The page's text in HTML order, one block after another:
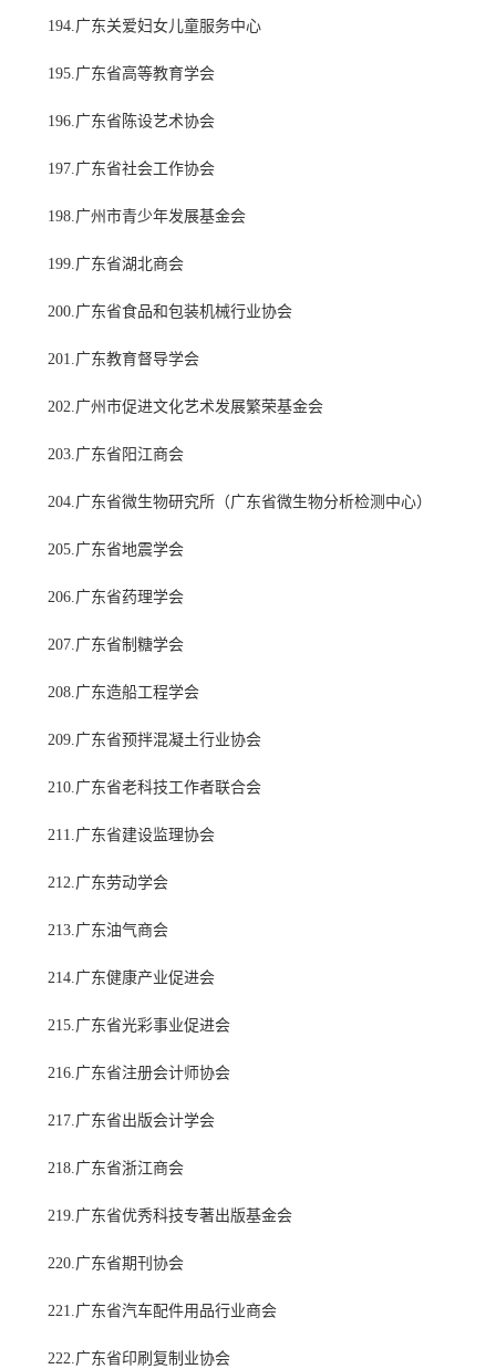
194.广东关爱妇女儿童服务中心
195.广东省高等教育学会
196.广东省陈设艺术协会
197.广东省社会工作协会
198.广州市青少年发展基金会
199.广东省湖北商会
200.广东省食品和包装机械行业协会
201.广东教育督导学会
202.广州市促进文化艺术发展繁荣基金会
203.广东省阳江商会
204.广东省微生物研究所（广东省微生物分析检测中心）
205.广东省地震学会
206.广东省药理学会
207.广东省制糖学会
208.广东造船工程学会
209.广东省预拌混凝土行业协会
210.广东省老科技工作者联合会
211.广东省建设监理协会
212.广东劳动学会
213.广东油气商会
214.广东健康产业促进会
215.广东省光彩事业促进会
216.广东省注册会计师协会
217.广东省出版会计学会
218.广东省浙江商会
219.广东省优秀科技专著出版基金会
220.广东省期刊协会
221.广东省汽车配件用品行业商会
222.广东省印刷复制业协会